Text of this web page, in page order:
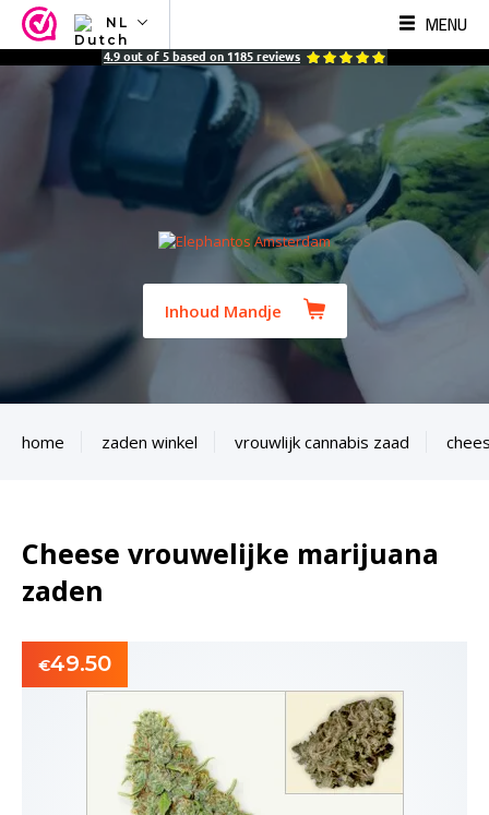
NL
NL
ES
MENU
4.9 out of 5 based on 1185 reviews
Inhoud Mandje
home zaden winkel vrouwlijk cannabis zaad
Cheese vrouwelijke marijuana
zaden
€49.50